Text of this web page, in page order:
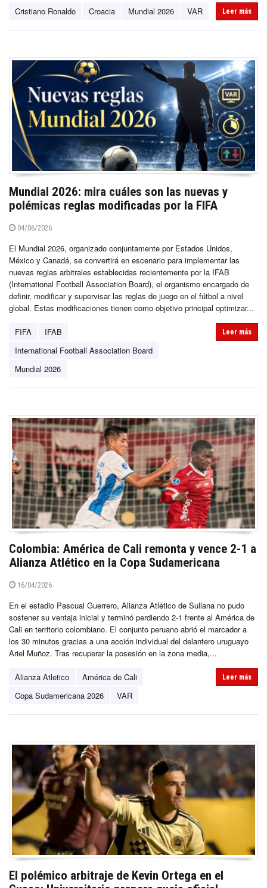
Cristiano Ronaldo Croacia Mundial 2026 VAR Leer más
Mundial 2026: mira cuáles son las nuevas y
polémicas reglas modificadas por la FIFA
04/06/2026
El Mundial 2026, organizado conjuntamente por Estados Unidos,
México y Canadá, se convertirá en escenario para implementar las
nuevas reglas arbitrales establecidas recientemente por la IFAB
(International Football Association Board), el organismo encargado de
definir, modificar y supervisar las reglas de juego en el fútbol a nivel
global. Estas modificaciones tienen como objetivo principal optimizar...
FIFA
IFAB
International Football Association Board
Mundial 2026
Leer más
Colombia: América de Cali remonta y vence 2-1 a
Alianza Atlético en la Copa Sudamericana
16/04/2026
En el estadio Pascual Guerrero, Alianza Atlético de Sullana no pudo
sostener su ventaja inicial y terminó perdiendo 2-1 frente al América de
Cali en territorio colombiano. El conjunto peruano abrió el marcador a
los 30 minutos gracias a una acción individual del delantero uruguayo
Ariel Muñoz. Tras recuperar la posesión en la zona media,...
Alianza Atletico
América de Cali
Copa Sudamericana 2026
VAR
Leer más
El polémico arbitraje de Kevin Ortega en el